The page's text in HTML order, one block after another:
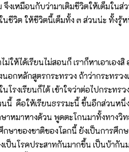
จึงเหมือนกับว่ามาเติมชีวิตให้เต็มใน
นชีวิต ให้ชีวิตนี้เต็มทั้ง ๓ ส่วนน่ะ ทั้งรู้
ม่ให้ได้เรียนไม่สอนก็ เราก็หาเอาเอง
นอกหลักสูตรกระทรวง ถ้าว่ากระทรว
โรงเรียนก็ได้ เข้าใจว่าต่อไปกระทร
นี้ คือให้เรียนธรรมะนี้ ขึ้นอีกส่วนหนึ่
าหมาหางด้วน พูดตะโกนมาทั้งทางวิ
กษาของชาติของโลกนี้ ยังเป็นการศึก
เป็นโรคประสาทกันมากขึ้น เป็นบ้ากัน